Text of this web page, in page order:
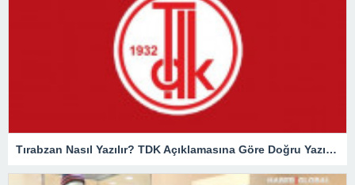
Tırabzan Nasıl Yazılır? TDK Açıklamasına Göre Doğru Yazılışı Trabzan Mı Tırabzan Mı?